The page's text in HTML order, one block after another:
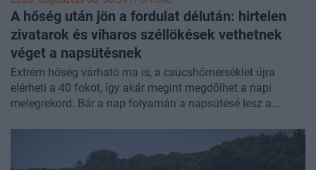
A hőség után jön a fordulat délután: hirtelen
zivatarok és viharos széllökések vethetnek
véget a napsütésnek
Extrém hőség várható ma is, a csúcshőmérséklet újra
elérheti a 40 fokot, így akár megint megdőlhet a napi
melegrekord. Bár a nap folyamán a napsütésé lesz a
HungaroMet.